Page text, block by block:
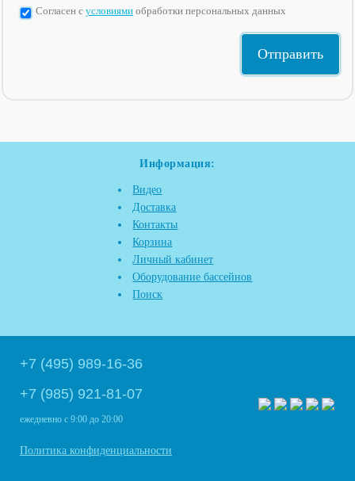
Согласен с условиями обработки персональных данных
Информация:
Видео
Доставка
Контакты
Корзина
Личный кабинет
Оборудование бассейнов
Поиск
+7 (495) 989-16-36
+7 (985) 921-81-07
ежедневно с 9:00 до 20:00
Политика конфиденциальности